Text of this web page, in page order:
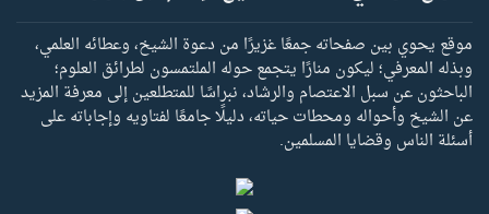
موقع يحوي بين صفحاته جمعًا غزيرًا من دعوة الشيخ، وعطائه العلمي،
وبذله المعرفي؛ ليكون منارًا يتجمع حوله الملتمسون لطرائق العلوم؛
الباحثون عن سبل الاعتصام والرشاد، نبراسًا للمتطلعين إلى معرفة المزيد
عن الشيخ وأحواله ومحطات حياته، دليلًا جامعًا لفتاويه وإجاباته على
أسئلة الناس وقضايا المسلمين.